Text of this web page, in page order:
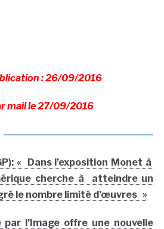
: 26/09/2016
mail le 27/09/2016
« Dans l’exposition Monet à
cherche à atteindre un
le nombre limité d’œuvres »
par l’Image offre une nouvelle